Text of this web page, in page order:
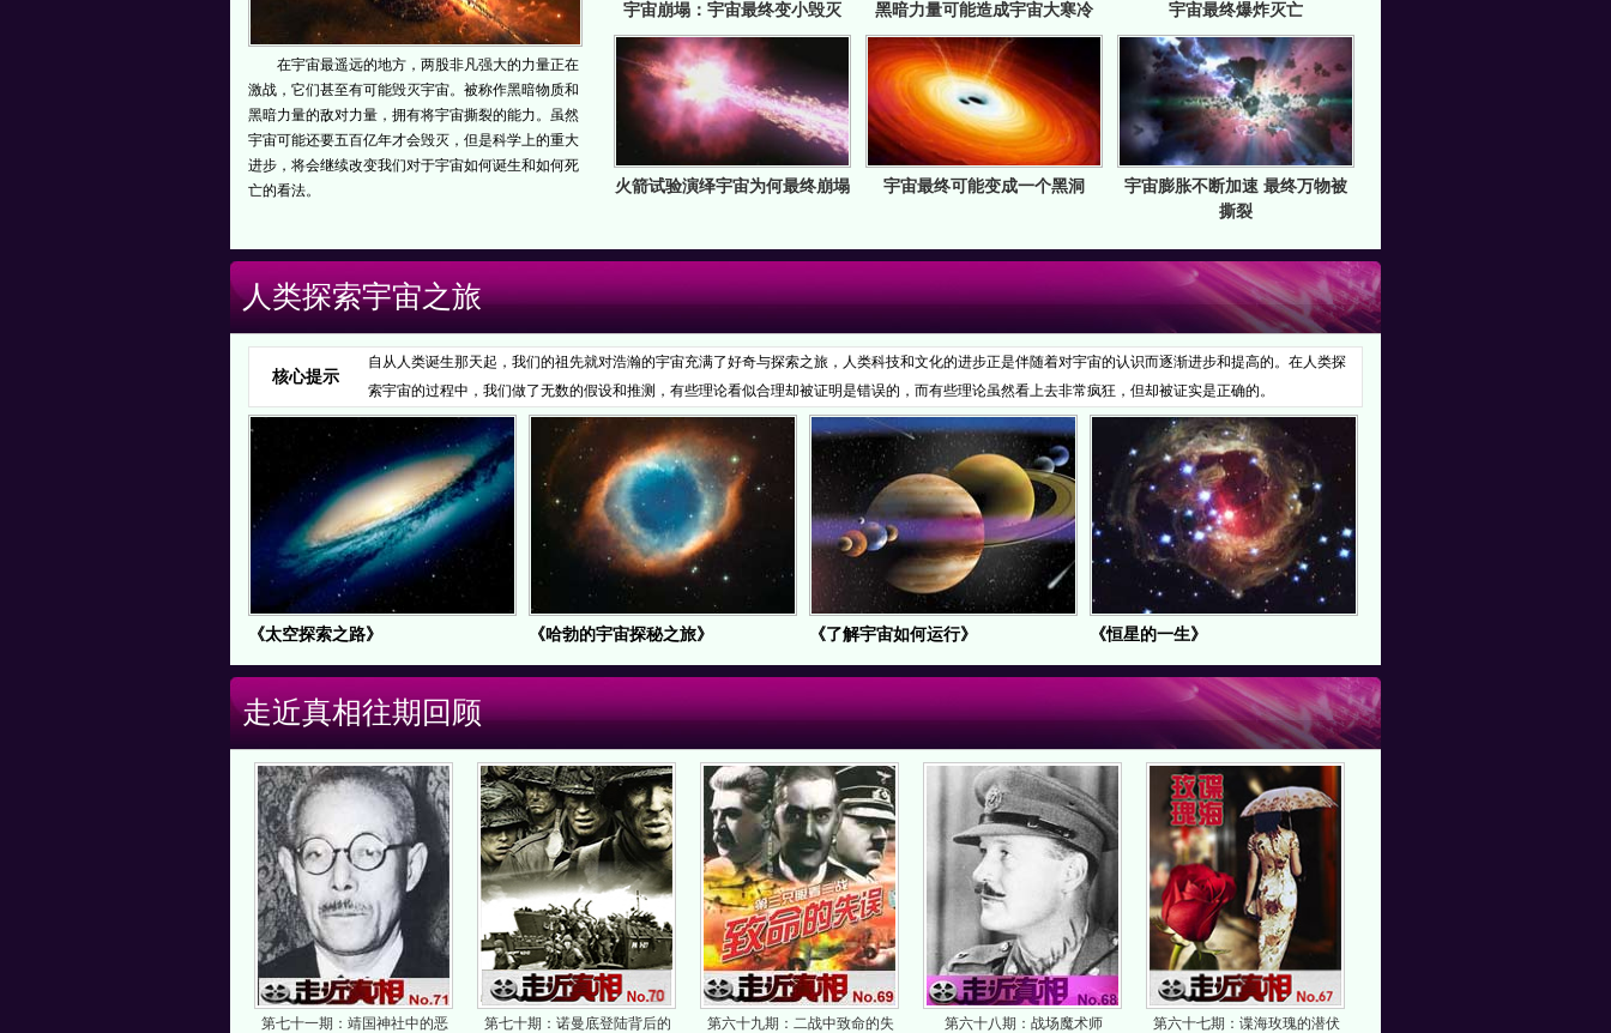
在宇宙最遥远的地方，两股非凡强大的力量正在
激战，它们甚至有可能毁灭宇宙。被称作黑暗物质和
黑暗力量的敌对力量，拥有将宇宙撕裂的能力。虽然
宇宙可能还要五百亿年才会毁灭，但是科学上的重大
进步，将会继续改变我们对于宇宙如何诞生和如何死
亡的看法。
宇宙崩塌：宇宙最终变小毁灭 黑暗力量可能造成宇宙大寒冷 宇宙最终爆炸灭亡
火箭试验演绎宇宙为何最终崩塌 宇宙最终可能变成一个黑洞
宇宙膨胀不断加速 最终万物被
撕裂
人类探索宇宙之旅
核心提示
自从人类诞生那天起，我们的祖先就对浩瀚的宇宙充满了好奇与探索之旅，人类科技和文化的进步正是伴随着对宇宙的认识而逐渐进步和提高的。在人类探
索宇宙的过程中，我们做了无数的假设和推测，有些理论看似合理却被证明是错误的，而有些理论虽然看上去非常疯狂，但却被证实是正确的。
《太空探索之路》 《哈勃的宇宙探秘之旅》 《了解宇宙如何运行》 《恒星的一生》
走近真相往期回顾
第七十一期：靖国神社中的恶
第七十期：诺曼底登陆背后的
第六十九期：二战中致命的失
第六十八期：战场魔术师
第六十七期：谍海玫瑰的潜伏